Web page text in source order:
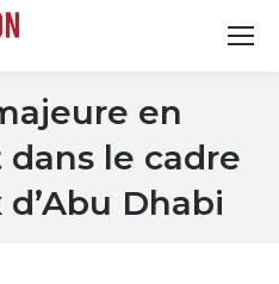
en
le cadre
Dhabi